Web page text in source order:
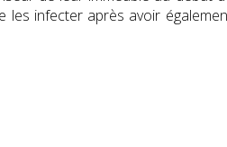
les infecter après avoir